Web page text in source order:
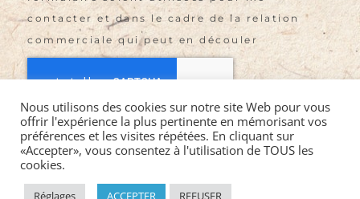
contacter et dans le cadre de la relation
commerciale qui peut en découler
Envoyer
©2021 LA VIE EN ROSES EI |Mentions légales|CGV
Nous utilisons des cookies sur notre site Web pour vous
offrir l'expérience la plus pertinente en mémorisant vos
préférences et les visites répétées. En cliquant sur
«Accepter», vous consentez à l'utilisation de TOUS les
cookies.
Réglages ACCEPTER REFUSER